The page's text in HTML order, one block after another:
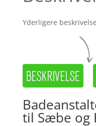
Yderligere
til Sæbe og